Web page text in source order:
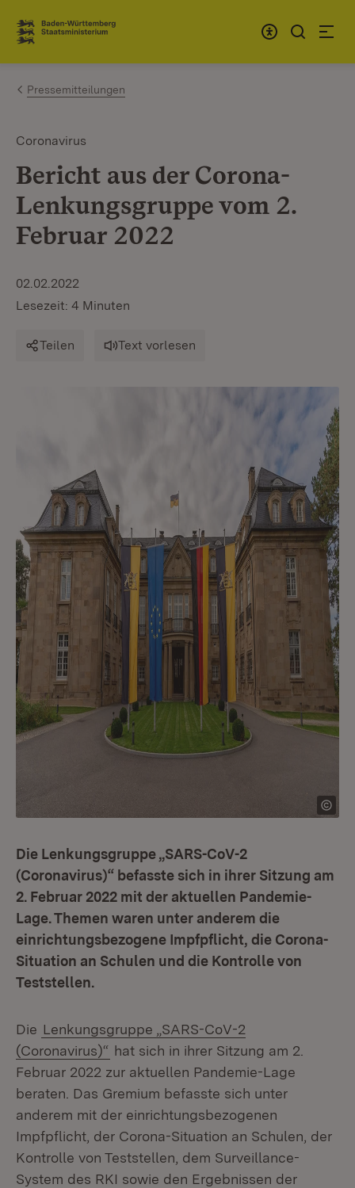
Zum Inhalt springen
Link zur Startseite
Pressemitteilungen
Coronavirus
Bericht aus der Corona-
Lenkungsgruppe vom 2.
Februar 2022
02.02.2022
Lesezeit: 4 Minuten
Teilen Text vorlesen
Die Lenkungsgruppe „SARS-CoV-2
(Coronavirus)“ befasste sich in ihrer Sitzung am
2. Februar 2022 mit der aktuellen Pandemie-
Lage. Themen waren unter anderem die
einrichtungsbezogene Impfpflicht, die Corona-
Situation an Schulen und die Kontrolle von
Teststellen.
Die Lenkungsgruppe „SARS-CoV-2
(Coronavirus)“ hat sich in ihrer Sitzung am 2.
Februar 2022 zur aktuellen Pandemie-Lage
beraten. Das Gremium befasste sich unter
anderem mit der einrichtungsbezogenen
Impfpflicht, der Corona-Situation an Schulen, der
Kontrolle von Teststellen, dem Surveillance-
System des RKI sowie den Ergebnissen der